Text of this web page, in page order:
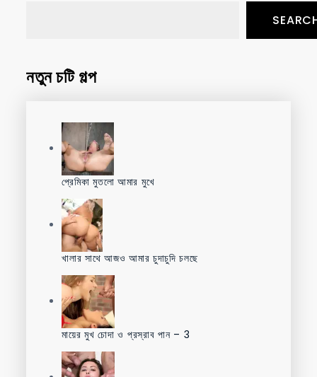
নতুন চটি গল্প
প্রেমিকা মুতলো আমার মুখে
খালার সাথে আজও আমার চুদাচুদি চলছে
মায়ের মুখ চোদা ও প্রস্রাব পান – 3